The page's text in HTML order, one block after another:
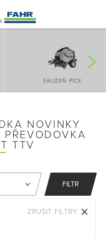
SKLIZEŇ PÍCE
NOVINKY
TTV
FILTR
ZRUŠIT FILTRY